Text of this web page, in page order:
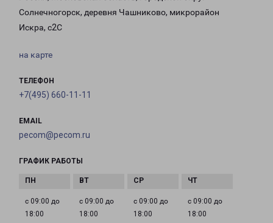
Солнечногорск, деревня Чашниково, микрорайон
Искра, с2С
на карте
ТЕЛЕФОН
+7(495) 660-11-11
EMAIL
pecom@pecom.ru
ГРАФИК РАБОТЫ
с 09:00 до
18:00
с 09:00 до
18:00
с 09:00 до
18:00
с 09:00 до
18:00